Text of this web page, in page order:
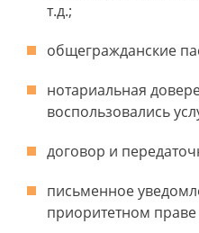
т.д.;
общегражданские
нотариальная
воспользовались
договор и
письменное
приоритетном праве